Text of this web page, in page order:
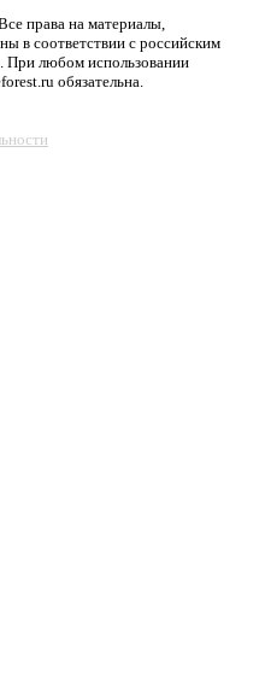
права на материалы,
в соответствии с российским
При любом использовании
обязательна.